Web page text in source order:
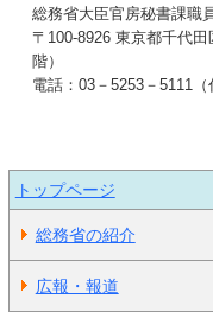
総務省大臣官房秘書課職
〒100-8926 東京都千代
階）
電話：03－5253－5111（
トップページ
総務省の紹介
広報・報道